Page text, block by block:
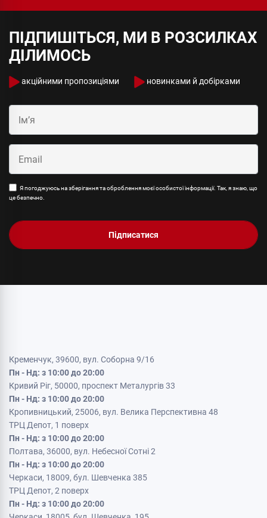
ПІДПИШІТЬСЯ, МИ В РОЗСИЛКАХ
ДІЛИМОСЬ
акційними пропозиціями новинками й добірками
Я погоджуюсь на зберігання та оброблення моєї особистої інформації. Так, я знаю, що
це безпечно.
Підписатися
Кременчук, 39600, вул. Соборна 9/16